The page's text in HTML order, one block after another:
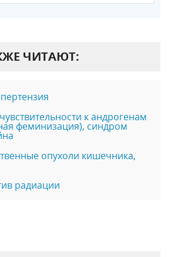
ЧИТАЮТ:
к андрогенам
феминизация), синдром
опухоли кишечника,
радиации